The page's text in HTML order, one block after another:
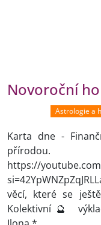
Novoroční
Astrologie a
Karta dne -
přírodou.
https://
věcí, které se
Kolektivní 🔮